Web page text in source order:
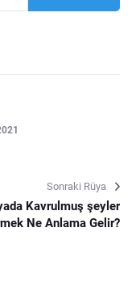
Sonraki Rüya
Kavrulmuş şeyler
Ne Anlama Gelir?